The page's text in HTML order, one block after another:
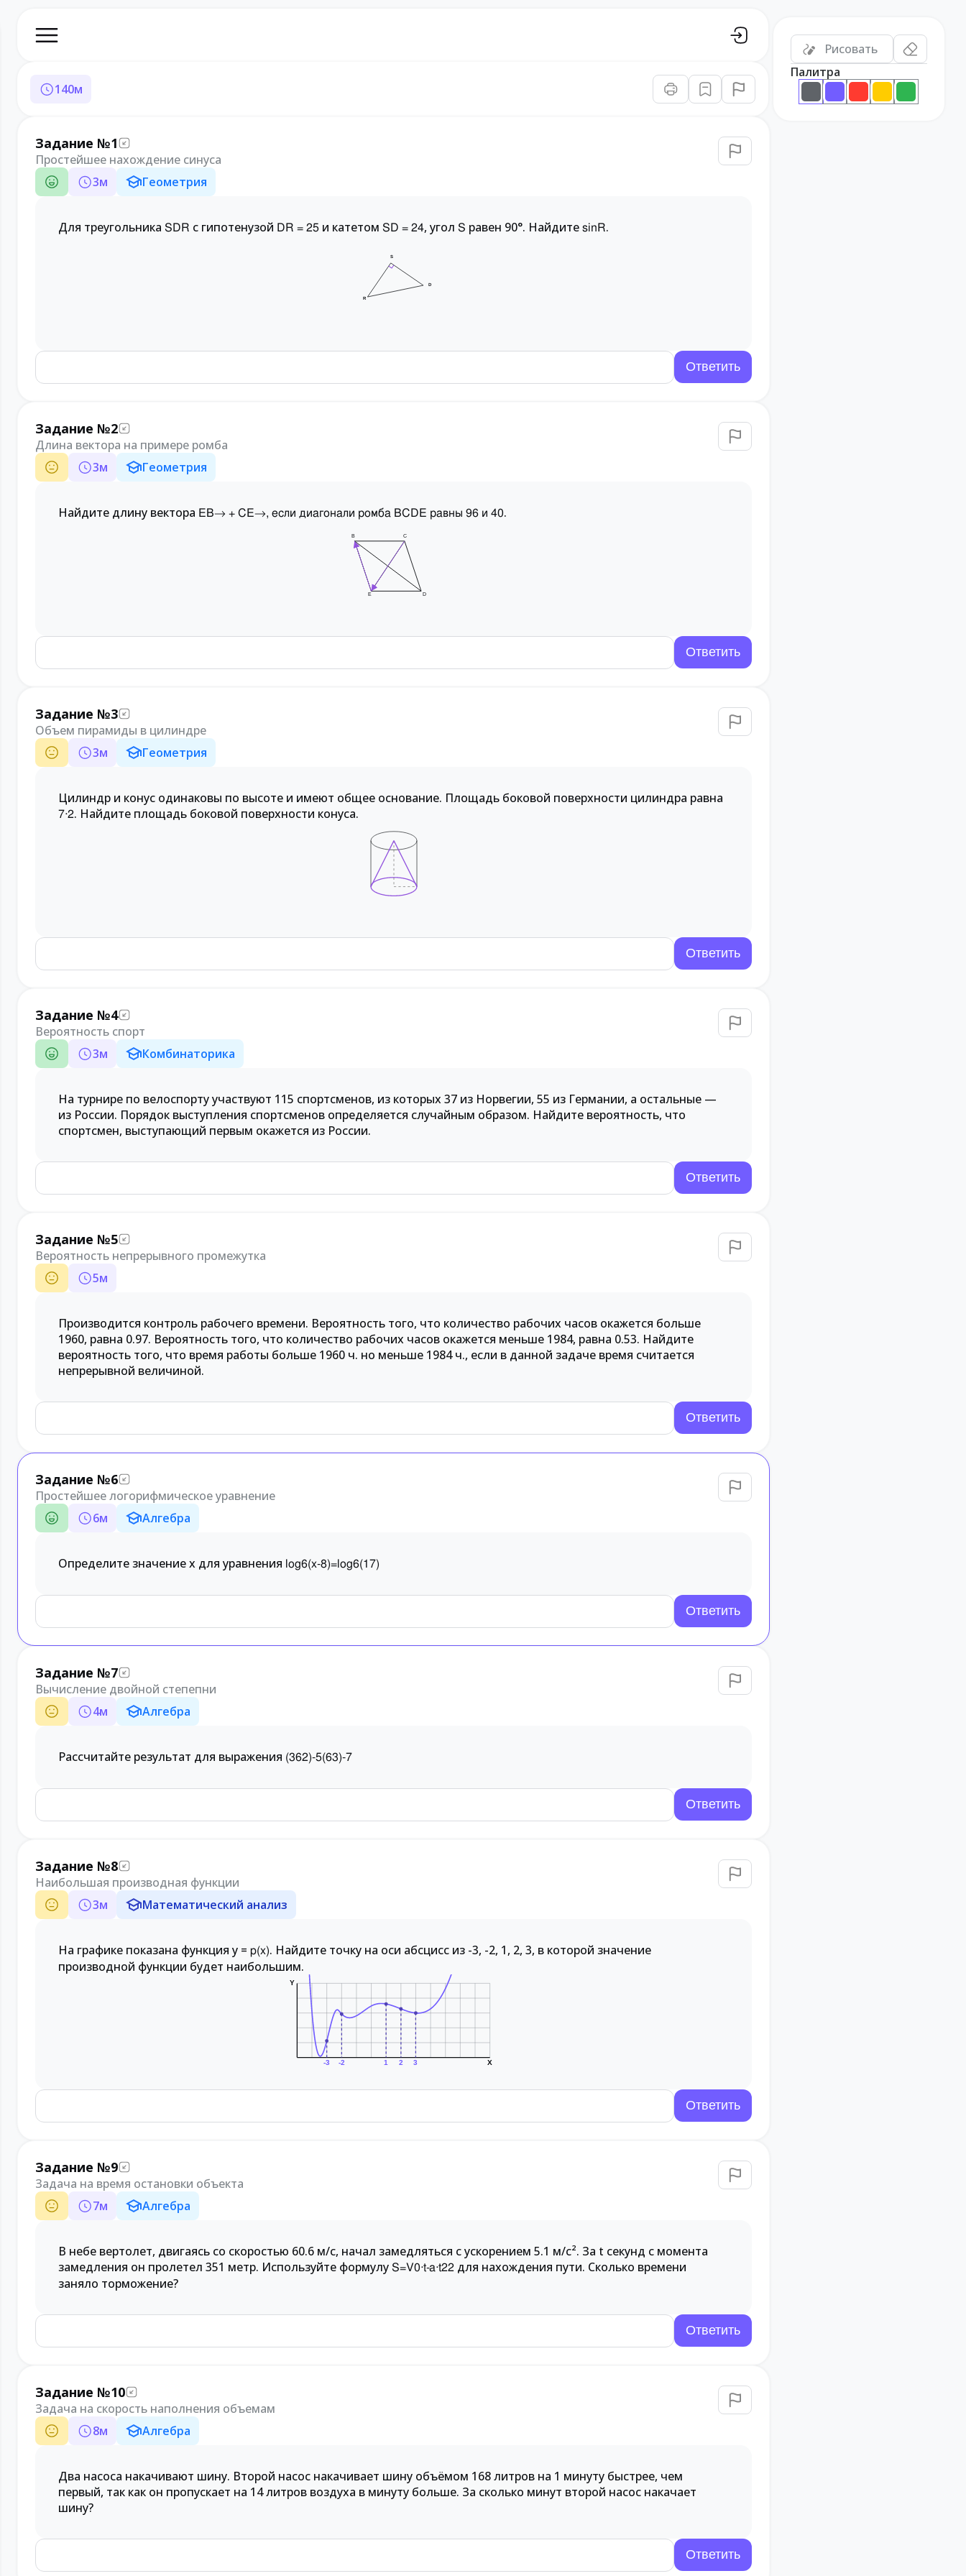
140м
Задание №1
Простейшее нахождение синуса
3м Геометрия
Для треугольника SDR с гипотенузой DR = 25 и катетом SD = 24, угол S равен 90°. НайдитеsinR.
S
D
R
Задание №2
Длина вектора на примере ромба
3м Геометрия
Найдите длину вектора EB→ +CE→, если диагонали ромба BCDE равны 96 и 40.
D
C
B
E
Задание №3
Объем пирамиды в цилиндре
3м Геометрия
Цилиндр и конус одинаковы по высоте и имеют общее основание. Площадь боковой поверхности цилиндра равна
7⋅2. Найдите площадь боковой поверхности конуса.
Задание №4
Вероятность спорт
3м Комбинаторика
На турнире по велоспорту участвуют 115 спортсменов, из которых 37 из Норвегии, 55 из Германии, а остальные —
из России. Порядок выступления спортсменов определяется случайным образом. Найдите вероятность, что
спортсмен, выступающий первым окажется из России.
Задание №5
Вероятность непрерывного промежутка
5м
Производится контроль рабочего времени. Вероятность того, что количество рабочих часов окажется больше
1960, равна 0.97. Вероятность того, что количество рабочих часов окажется меньше 1984, равна 0.53. Найдите
вероятность того, что время работы больше 1960 ч. но меньше 1984 ч., если в данной задаче время считается
непрерывной величиной.
Задание №6
Простейшее логорифмическое уравнение
6м Алгебра
Определите значение x для уравнения log6(x-8)=log6(17)
Задание №7
Вычисление двойной степепни
4м Алгебра
Рассчитайте результат для выражения (362)-5(63)-7
Задание №8
Наибольшая производная функции
3м Математический анализ
На графике показана функция y = p(x). Найдите точку на оси абсцисс из -3, -2, 1, 2, 3, в которой значение
производной функции будет наибольшим.
3
1
-2 2
-3 X
Y
Задание №9
Задача на время остановки объекта
7м Алгебра
В небе вертолет, двигаясь со скоростью 60.6 м/с, начал замедляться с ускорением 5.1 м/с². За t секунд с момента
замедления он пролетел 351 метр. Используйте формулуS=V0⋅t-a⋅t22 для нахождения пути. Сколько времени
заняло торможение?
Задание №10
Задача на скорость наполнения объемам
8м Алгебра
Два насоса накачивают шину. Второй насос накачивает шину объёмом 168 литров на 1 минуту быстрее, чем
первый, так как он пропускает на 14 литров воздуха в минуту больше. За сколько минут второй насос накачает
шину?
Рисовать
Палитра